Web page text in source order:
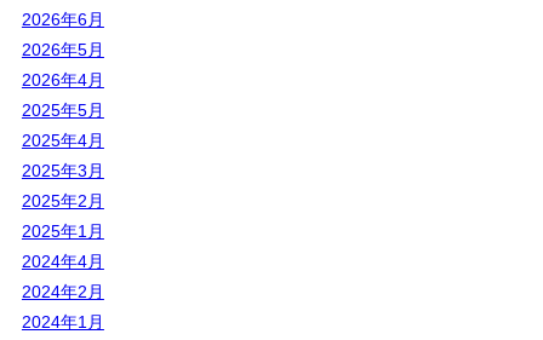
2026年6月
2026年5月
2026年4月
2025年5月
2025年4月
2025年3月
2025年2月
2025年1月
2024年4月
2024年2月
2024年1月